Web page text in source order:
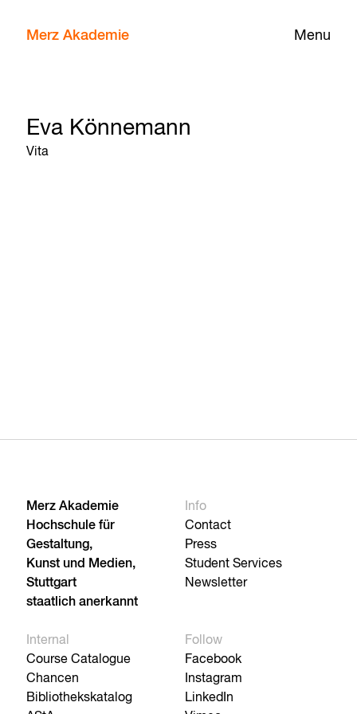
Menu
Merz Akademie
Eva Könnemann
Vita
Merz Akademie
Hochschule für
Gestaltung,
Kunst und Medien,
Stuttgart
staatlich anerkannt
Info
Contact
Press
Student Services
Newsletter
Internal
Course Catalogue
Chancen
Bibliothekskatalog
Follow
Facebook
Instagram
LinkedIn